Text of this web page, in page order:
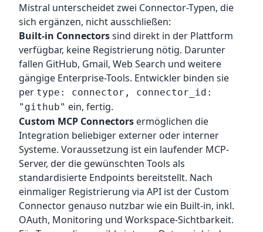
Mistral unterscheidet zwei Connector-Typen, die
sich ergänzen, nicht ausschließen:
Built-in Connectorssind direkt in der Plattform
verfügbar, keine Registrierung nötig. Darunter
fallen GitHub, Gmail, Web Search und weitere
gängige Enterprise-Tools. Entwickler binden sie
per type: connector, connector_id:
"github" ein, fertig.
Custom MCP Connectors ermöglichen die
Integration beliebiger externer oder interner
Systeme. Voraussetzung ist ein laufender MCP-
Server, der die gewünschten Tools als
standardisierte Endpoints bereitstellt. Nach
einmaliger Registrierung via API ist der Custom
Connector genauso nutzbar wie ein Built-in, inkl.
OAuth, Monitoring und Workspace-Sichtbarkeit.